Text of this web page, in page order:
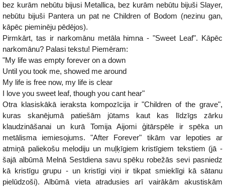
bez kurām nebūtu bijusi Metallica, bez kurām nebūtu bijuši Slayer,
nebūtu bijuši Pantera un pat ne Children of Bodom (nezinu gan,
kāpēc pieminēju pēdējos).
Pirmkārt, tas ir narkomānu metāla himna - "Sweet Leaf". Kāpēc
narkomānu? Palasi tekstu! Piemēram:
"My life was empty forever on a down
Until you took me, showed me around
My life is free now, my life is clear
I love you sweet leaf, though you cant hear"
Otra klasiskākā ieraksta kompozīcija ir "Children of the grave",
kuras skanējumā patiešām jūtams kaut kas līdzīgs zārku
klaudzināšanai un kurā Tomija Aijomi ģitārspēle ir spēka un
metālisma iemiesojums. "After Forever" tikām var lepoties ar
atmiņā paliekošu melodiju un muļķīgiem kristīgiem tekstiem (jā -
šajā albūmā Melnā Sestdiena savu spēku robežās sevi pasniedz
kā kristīgu grupu - un kristīgi viņi ir tikpat smieklīgi kā sātanu
pielūdzoši). Albūmā vieta atradusies arī vairākām akustiskām